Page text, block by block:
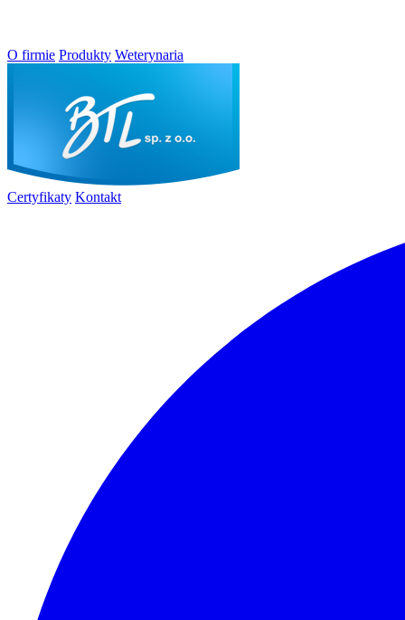
O firmie Produkty Weterynaria
Certyfikaty Kontakt